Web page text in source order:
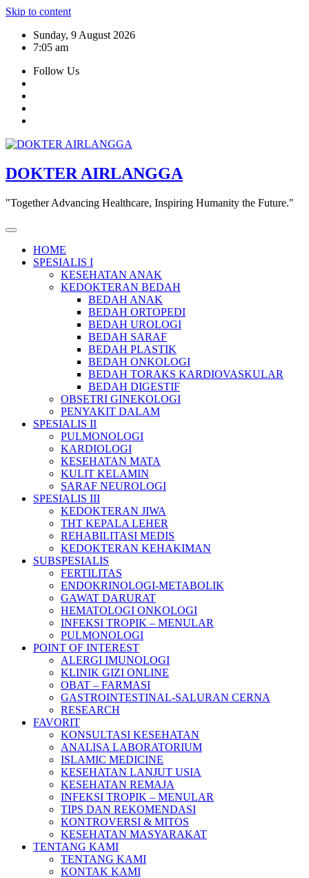
Skip to content
Sunday, 9 August 2026
7:05 am
Follow Us
DOKTER AIRLANGGA
"Together Advancing Healthcare, Inspiring Humanity the Future."
HOME
SPESIALIS I
KESEHATAN ANAK
KEDOKTERAN BEDAH
BEDAH ANAK
BEDAH ORTOPEDI
BEDAH UROLOGI
BEDAH SARAF
BEDAH PLASTIK
BEDAH ONKOLOGI
BEDAH TORAKS KARDIOVASKULAR
BEDAH DIGESTIF
OBSETRI GINEKOLOGI
PENYAKIT DALAM
SPESIALIS II
PULMONOLOGI
KARDIOLOGI
KESEHATAN MATA
KULIT KELAMIN
SARAF NEUROLOGI
SPESIALIS III
KEDOKTERAN JIWA
THT KEPALA LEHER
REHABILITASI MEDIS
KEDOKTERAN KEHAKIMAN
SUBSPESIALIS
FERTILITAS
ENDOKRINOLOGI-METABOLIK
GAWAT DARURAT
HEMATOLOGI ONKOLOGI
INFEKSI TROPIK – MENULAR
PULMONOLOGI
POINT OF INTEREST
ALERGI IMUNOLOGI
KLINIK GIZI ONLINE
OBAT – FARMASI
GASTROINTESTINAL-SALURAN CERNA
RESEARCH
FAVORIT
KONSULTASI KESEHATAN
ANALISA LABORATORIUM
ISLAMIC MEDICINE
KESEHATAN LANJUT USIA
KESEHATAN REMAJA
INFEKSI TROPIK – MENULAR
TIPS DAN REKOMENDASI
KONTROVERSI & MITOS
KESEHATAN MASYARAKAT
TENTANG KAMI
TENTANG KAMI
KONTAK KAMI